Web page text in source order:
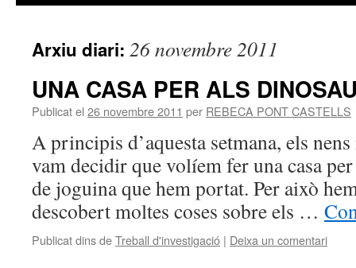
Arxiu diari: 26 novembre 2011
UNA CASA PER ALS
Publicat el 26 novembre 2011 per REBECA PONT CASTELLS
A principis d’aquesta setmana, els
vam decidir que volíem fer una casa
de joguina que hem portat. Per això
descobert moltes coses sobre els …
Publicat dins deTreball d'investigació | Deixa un comentari